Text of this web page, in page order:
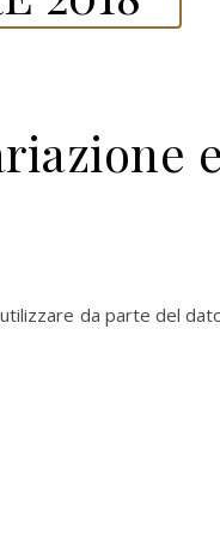
da parte del